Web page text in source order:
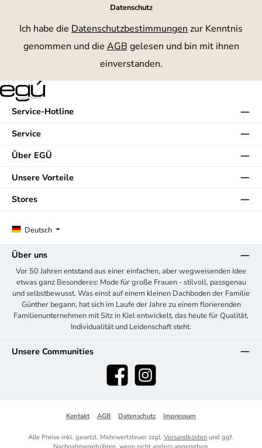
Datenschutz
Ich habe die Datenschutzbestimmungen zur Kenntnis
genommen und die AGB gelesen und bin mit ihnen
einverstanden.
Service-Hotline
Service
Über EGÜ
Unsere Vorteile
Deutsch
Stores
Über uns
Vor 50 Jahren entstand aus einer einfachen, aber wegweisenden Idee
etwas ganz Besonderes: Mode für große Frauen - stilvoll, passgenau
und selbstbewusst. Was einst auf einem kleinen Dachboden der Familie
Günther begann, hat sich im Laufe der Jahre zu einem florierenden
Familienunternehmen mit Sitz in Kiel entwickelt, das heute für Qualität,
Individualität und Leidenschaft steht.
Unsere Communities
Facebook Instagram
Kontakt AGB Datenschutz Impressum
Alle Preise inkl. gesetzl. Mehrwertsteuer zzgl. Versandkosten und ggf.